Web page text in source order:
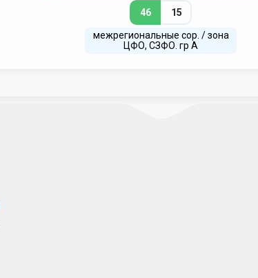
46 15
межрегиональные сор. / зона
ЦФО, СЗФО. гр А